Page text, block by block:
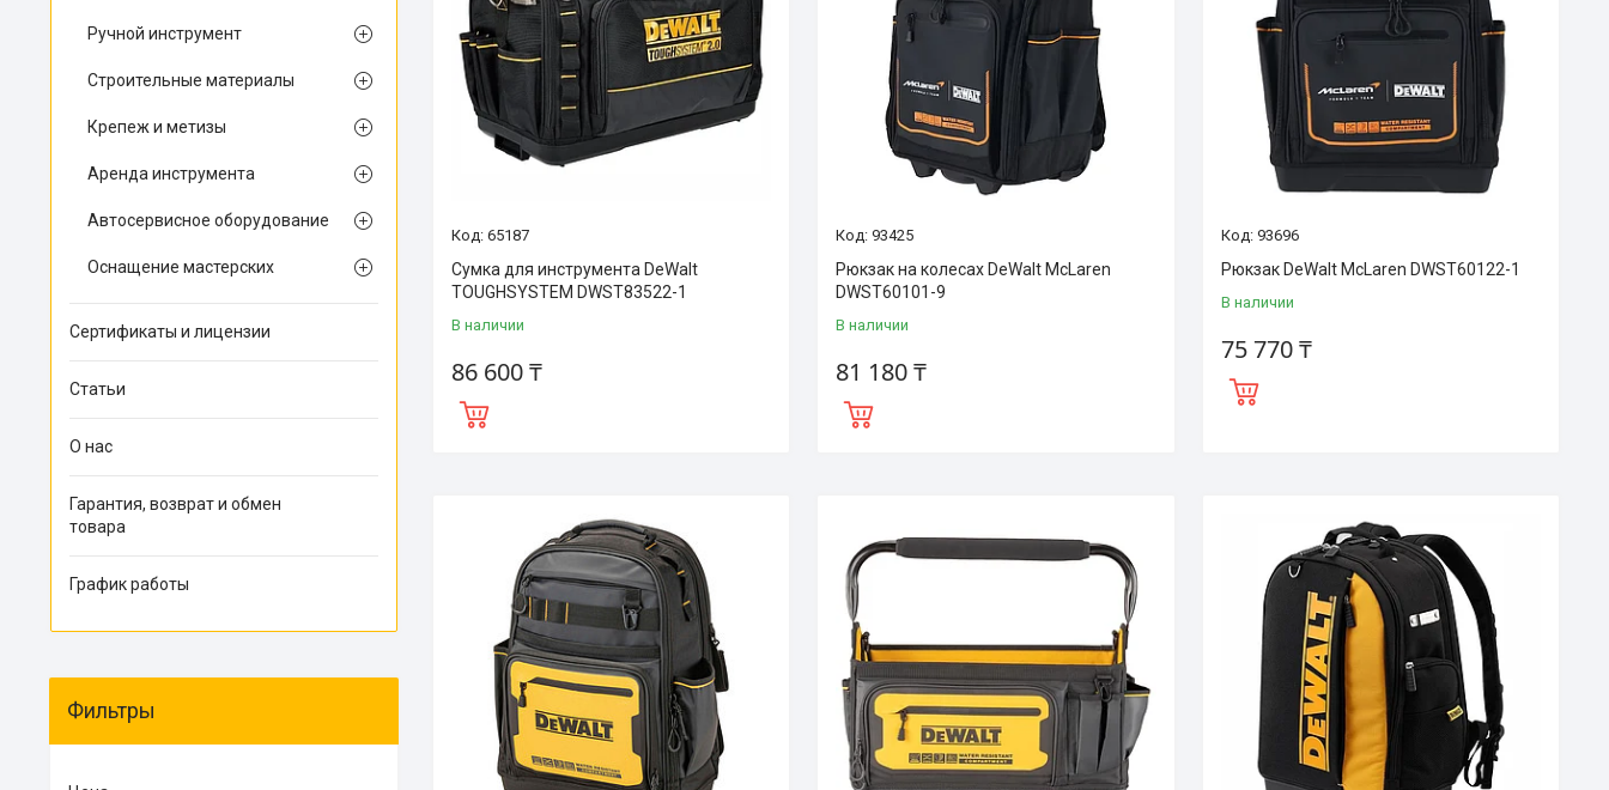
65187
Сумка для инструмента DeWalt
TOUGHSYSTEM DWST83522-1
В наличии
86 600 ₸
93425
Рюкзак на колесах DeWalt McLaren
DWST60101-9
В наличии
81 180 ₸
93696
Рюкзак DeWalt McLaren DWST60122-1
В наличии
75 770 ₸
Ручной инструмент
Строительные материалы
Крепеж и метизы
Аренда инструмента
Автосервисное оборудование
Оснащение мастерских
Сертификаты и лицензии
Статьи
О нас
Гарантия, возврат и обмен
товара
График работы
Фильтры